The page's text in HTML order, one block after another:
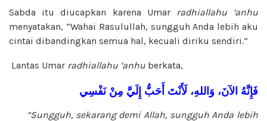
Sabda itu diucapkan karena Umar
radhiallahu ‘anhu
menyatakan, “Wahai Rasulullah, sungguh Anda lebih aku
cintai dibandingkan semua hal, kecuali diriku sendiri.”
Lantas Umar radhiallahu ‘anhu berkata,
فَإِنَّهُ الآنَ، وَاللهِ، لَأَنْتَ أَحَبُّ إِلَيَّ مِنْ نَفْسِي
“Sungguh, sekarang demi Allah, sungguh Anda lebih